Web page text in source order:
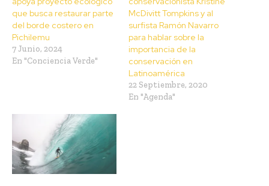
que busca restaurar parte
del borde costero en
Pichilemu
7 Junio, 2024
En "Conciencia Verde"
McDivitt Tompkins y al
surfista Ramón Navarro
para hablar sobre la
importancia de la
conservación en
Latinoamérica
22 Septiembre, 2020
En "Agenda"